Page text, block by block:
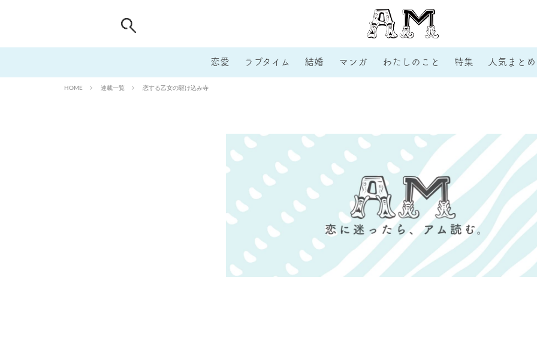
恋愛 ラブタイム 結婚 マンガ わたしのこと 特集 人気まとめ
HOME 連載一覧 恋する乙女の駆け込み寺